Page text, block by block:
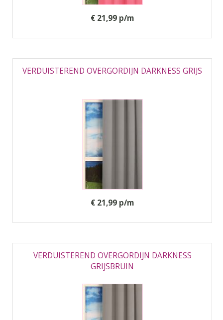
€ 21,99 p/m
VERDUISTEREND OVERGORDIJN DARKNESS GRIJS
€ 21,99 p/m
VERDUISTEREND OVERGORDIJN DARKNESS
GRIJSBRUIN